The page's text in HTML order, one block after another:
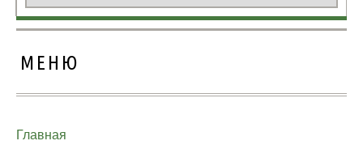
МЕНЮ
Главная